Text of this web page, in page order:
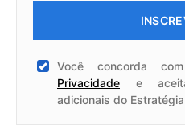
Você concorda
Privacidade e aceita
adicionais do